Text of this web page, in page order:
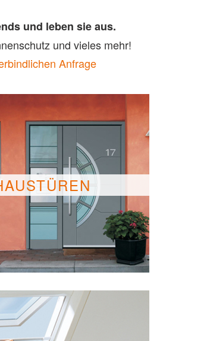
und leben sie aus.
und vieles mehr!
Anfrage